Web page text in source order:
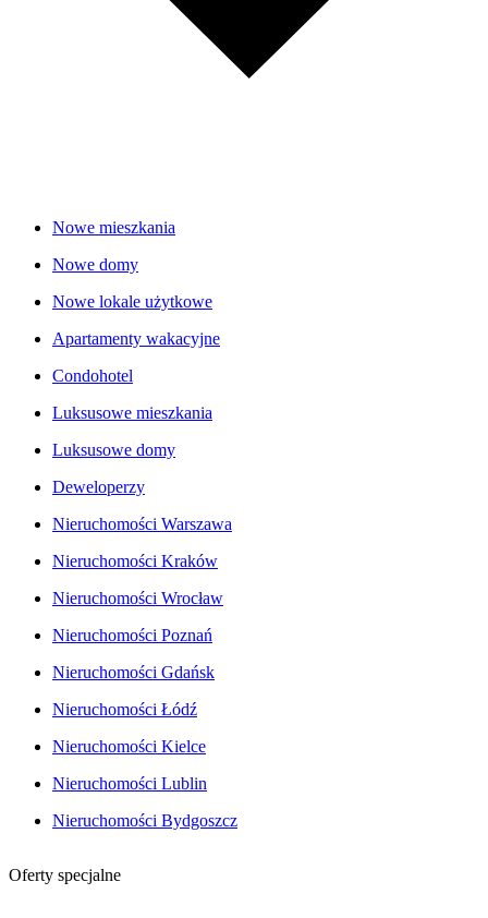
Nowe mieszkania
Nowe domy
Nowe lokale użytkowe
Apartamenty wakacyjne
Condohotel
Luksusowe mieszkania
Luksusowe domy
Deweloperzy
Nieruchomości Warszawa
Nieruchomości Kraków
Nieruchomości Wrocław
Nieruchomości Poznań
Nieruchomości Gdańsk
Nieruchomości Łódź
Nieruchomości Kielce
Nieruchomości Lublin
Nieruchomości Bydgoszcz
Oferty specjalne